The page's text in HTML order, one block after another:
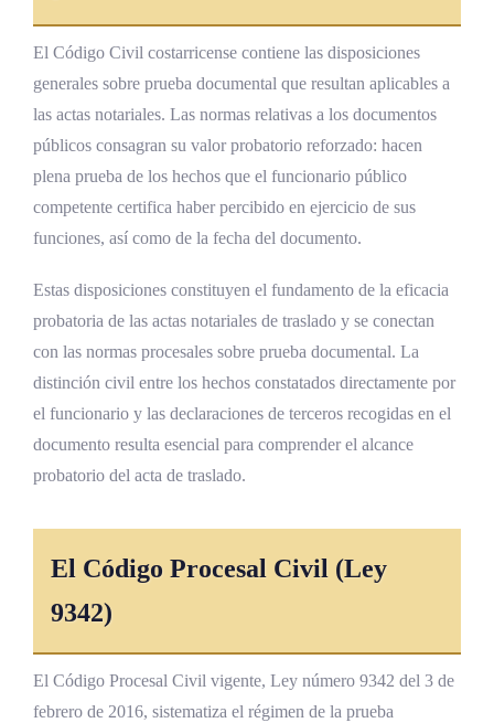
El Código Civil costarricense contiene las disposiciones
generales sobre prueba documental que resultan aplicables a
las actas notariales. Las normas relativas a los documentos
públicos consagran su valor probatorio reforzado: hacen
plena prueba de los hechos que el funcionario público
competente certifica haber percibido en ejercicio de sus
funciones, así como de la fecha del documento.
Estas disposiciones constituyen el fundamento de la eficacia
probatoria de las actas notariales de traslado y se conectan
con las normas procesales sobre prueba documental. La
distinción civil entre los hechos constatados directamente por
el funcionario y las declaraciones de terceros recogidas en el
documento resulta esencial para comprender el alcance
probatorio del acta de traslado.
El Código Procesal Civil (Ley
9342)
El Código Procesal Civil vigente, Ley número 9342 del 3 de
febrero de 2016, sistematiza el régimen de la prueba